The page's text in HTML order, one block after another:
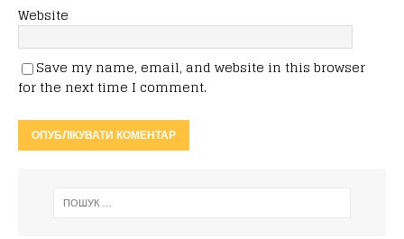
Website
Save my name, email, and website in this browser
for the next time I comment.